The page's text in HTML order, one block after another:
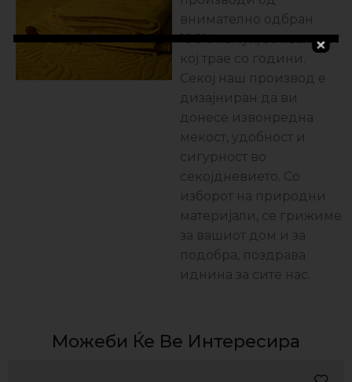
внимателно одбран
100% памук, со квалитет
кој трае со години.
Секој наш производ е
дизајниран да ви
донесе извонредна
мекост, удобност и
сигурност во
секојдневието. Со
изборот на природни
материјали, се грижиме
за вашиот дом и за
подобра, поздравa
иднина за сите нас.
Можеби Ќе Ве Интересира